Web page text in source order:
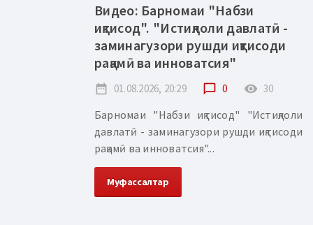
Видео: Барномаи "Набзи
иқтисод". "Истиқлоли давлатӣ -
заминагузори рушди иқтисоди
рақамӣ ва инноватсия"
date_range 01.08.2026, 20:29 chat_bubble_outline 0 remove_red_eye 30
Барномаи "Набзи иқтисод" "Истиқлоли
давлатӣ - заминагузори рушди иқтисоди
рақамӣ ва инноватсия"...
Муфассалтар